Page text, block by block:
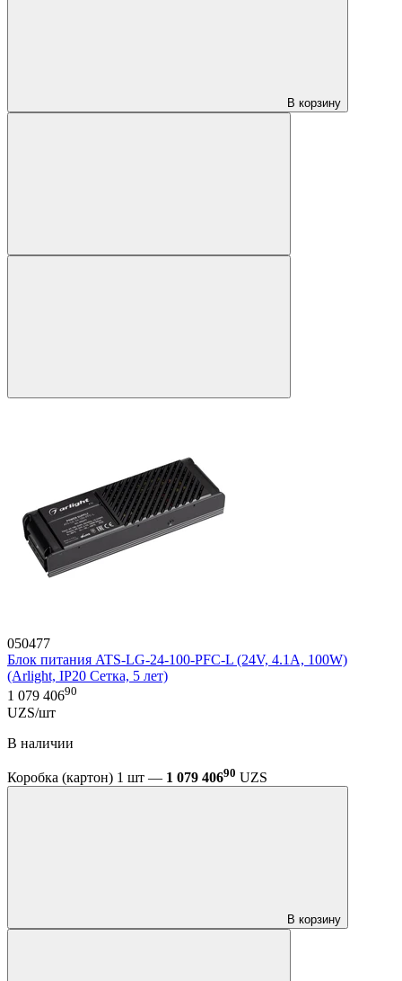
В корзину
050477
Блок питания ATS-LG-24-100-PFC-L (24V, 4.1A, 100W)
(Arlight, IP20 Сетка, 5 лет)
1 079 40690
UZS/шт
В наличии
Коробка (картон) 1 шт — 1 079 40690 UZS
В корзину